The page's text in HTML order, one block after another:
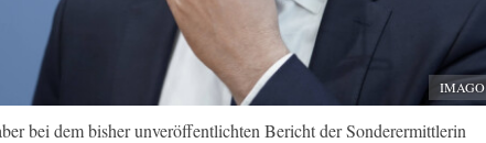
IMAGO
bei dem bisher unveröffentlichten Bericht der Sonderermittlerin